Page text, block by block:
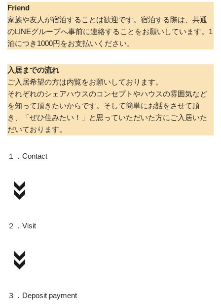
Friend
家族や友人が宿泊することは歓迎です。宿泊する際は、共通
のLINEグループへ事前に連絡することをお願いしています。1
泊につき1000円をお支払いください。
入居までの流れ
ご入居希望の方は内覧をお願いしております。
それぞれのシェアハウスのコンセプトやハウスの雰囲気など
を知って頂きたいからです。そして簡単にお話をさせて頂
き、「ぜひ住みたい！」と思っていただいた方にご入居いた
だいております。
１．Contact
２．Visit
３．Deposit payment